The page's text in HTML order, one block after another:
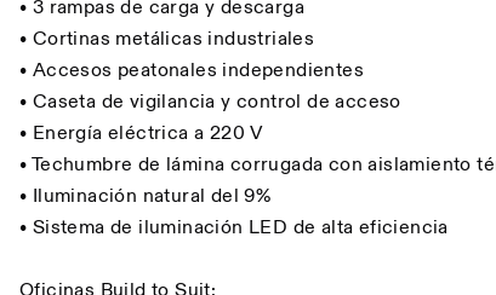
• 3 rampas de carga y descarga
• Cortinas metálicas industriales
• Accesos peatonales independientes
• Caseta de vigilancia y control de acceso
• Energía eléctrica a 220 V
• Techumbre de lámina corrugada con aislamiento
• Iluminación natural del 9%
• Sistema de iluminación LED de alta eficiencia
Oficinas Build to Suit: